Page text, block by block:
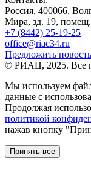
Россия, 400066,
Мира, зд. 19, помещ.
+7 (8442) 25-19-25
office@riac34.ru
Предложить новость
© РИАЦ, 2025. Все
Мы используем
данные с
Продолжая
политикой
нажав кнопку
Принять все